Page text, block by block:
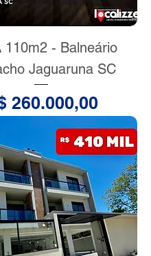
110m2 - Balneário
Jaguaruna SC
260.000,00